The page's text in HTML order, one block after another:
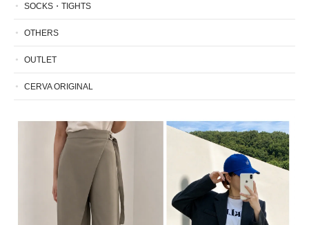
SOCKS・TIGHTS
OTHERS
OUTLET
CERVA ORIGINAL